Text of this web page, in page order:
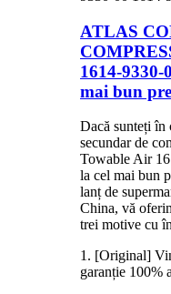
ATLAS
1614-9330-
mai bun
Dacă sunteți în
secundar de
Towable Air
la cel mai bun
lanț de
China, vă
trei motive cu
1. [Original]
garanție 100%